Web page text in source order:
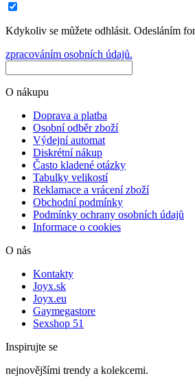
Kdykoliv se můžete odhlásit. Odesláním
zpracováním osobních údajů.
O nákupu
Doprava a platba
Osobní odběr zboží
Výdejní automat
Diskrétní nákup
Často kladené otázky
Tabulky velikostí
Reklamace a vrácení zboží
Obchodní podmínky
Podmínky ochrany osobních údajů
Informace o cookies
O nás
Kontakty
Joyx.sk
Joyx.eu
Gaymegastore
Sexshop 51
Inspirujte se
nejnovějšími trendy a kolekcemi.